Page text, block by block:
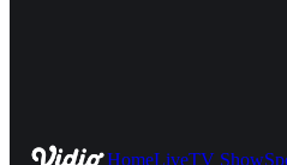
HomeLiveTV Show